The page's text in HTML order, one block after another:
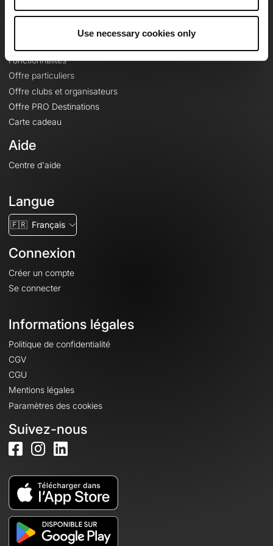
Use necessary cookies only
Fonctionnalités
Offre particuliers
Offre clubs et organisateurs
Offre PRO Destinations
Carte cadeau
Aide
Centre d'aide
Langue
🇫🇷 Français
Connexion
Créer un compte
Se connecter
Informations légales
Politique de confidentialité
CGV
CGU
Mentions légales
Paramètres des cookies
Suivez-nous